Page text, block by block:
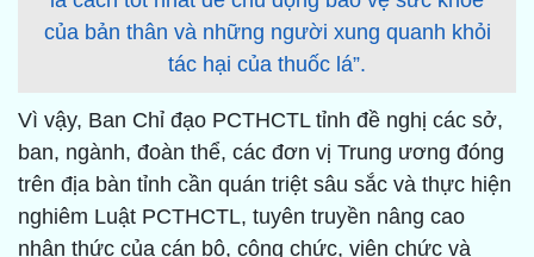
của bản thân và những người xung quanh khỏi
tác hại của thuốc lá”.
Vì vậy, Ban Chỉ đạo PCTHCTL tỉnh đề nghị các sở,
ban, ngành, đoàn thể, các đơn vị Trung ương đóng
trên địa bàn tỉnh cần quán triệt sâu sắc và thực hiện
nghiêm Luật PCTHCTL, tuyên truyền nâng cao
nhận thức của cán bộ, công chức, viên chức và